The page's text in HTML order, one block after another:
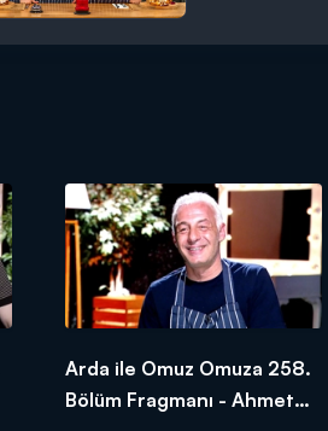
Arda ile Omuz Omuza 258.
Bölüm Fragmanı - Ahmet